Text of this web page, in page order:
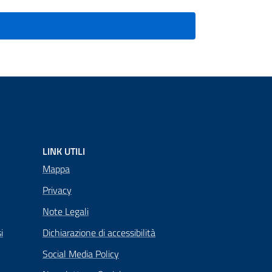
LINK UTILI
Mappa
Privacy
Note Legali
Dichiarazione di accessibilità
Social Media Policy